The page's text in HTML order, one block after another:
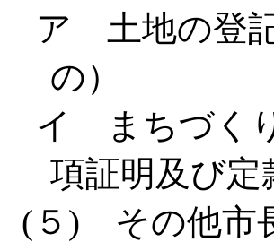
ア 土地の登
の）
イ まちづく
項証明及び定
(５) その他市